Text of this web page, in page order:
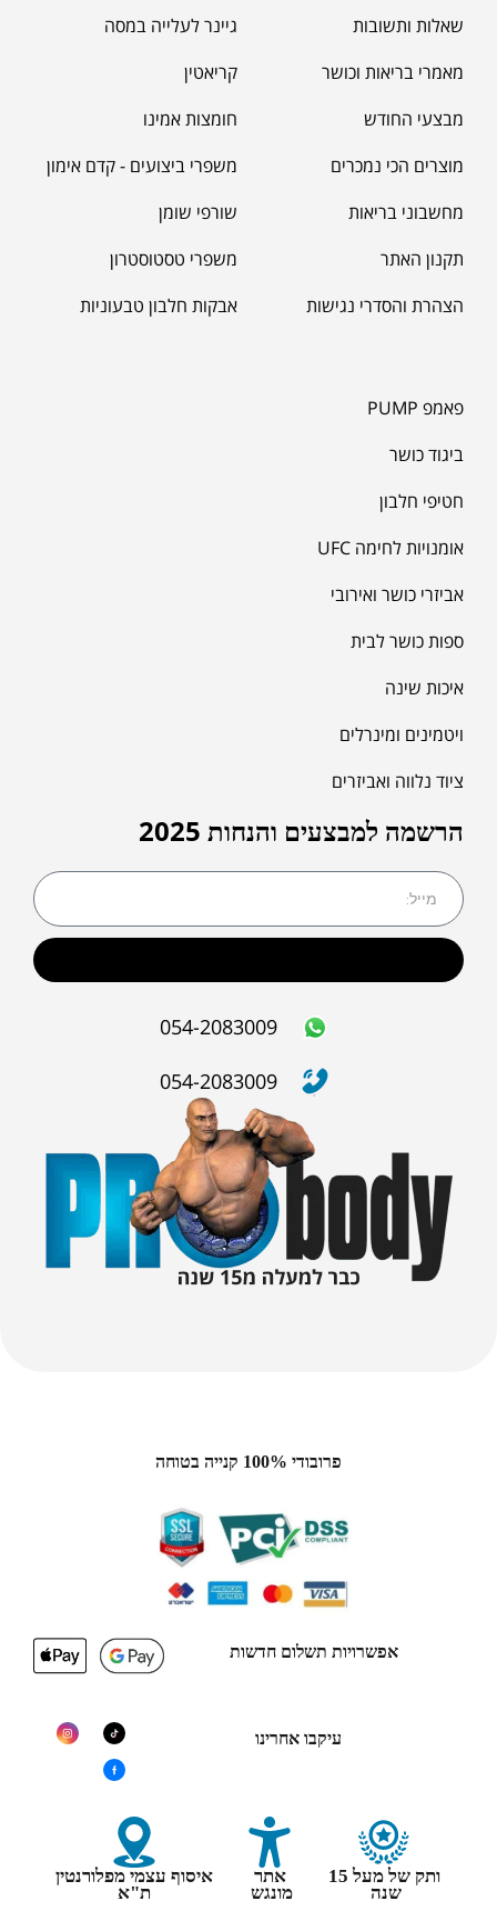
שאלות ותשובות
מאמרי בריאות וכושר
מבצעי החודש
מוצרים הכי נמכרים
מחשבוני בריאות
תקנון האתר
הצהרת והסדרי נגישות
גיינר לעלייה במסה
קריאטין
חומצות אמינו
משפרי ביצועים - קדם אימון
שורפי שומן
משפרי טסטוסטרון
אבקות חלבון טבעוניות
פאמפ PUMP
ביגוד כושר
חטיפי חלבון
אומנויות לחימה UFC
אביזרי כושר ואירובי
ספות כושר לבית
איכות שינה
ויטמינים ומינרלים
ציוד נלווה ואביזרים
הרשמה למבצעים והנחות 2025
054-2083009
054-2083009
פרובודי 100% קנייה בטוחה
אפשרויות תשלום חדשות
עיקבו אחרינו
ותק של מעל 15
שנה
אתר
מונגש
איסוף עצמי מפלורנטין
ת"א